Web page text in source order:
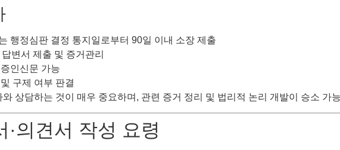
행정심판 결정 통지일로부터 90일 이내 소장 제출
변서 제출 및 증거관리
인신문 가능
구제 여부 판결
상담하는 것이 매우 중요하며, 관련 증거 정리 및 법리적 논리 개발이 승소 가
·의견서 작성 요령